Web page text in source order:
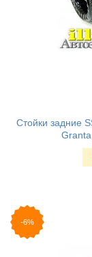
Стойки задние
-6%